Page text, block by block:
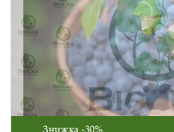
Знижка -30%